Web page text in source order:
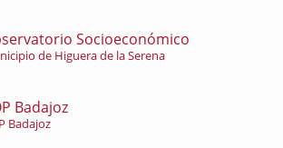
Socioeconómico
de Higuera de la Serena
Badajoz
Badajoz